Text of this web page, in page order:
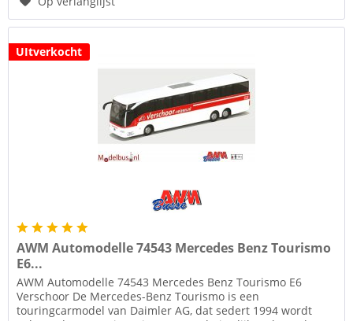
UItverkocht
AWM Automodelle 74543 Mercedes Benz Tourismo
E6...
AWM Automodelle 74543 Mercedes Benz Tourismo E6
Verschoor De Mercedes-Benz Tourismo is een
touringcarmodel van Daimler AG, dat sedert 1994 wordt